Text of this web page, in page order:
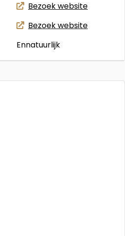
Bezoek website
Bezoek website
Ennatuurlijk